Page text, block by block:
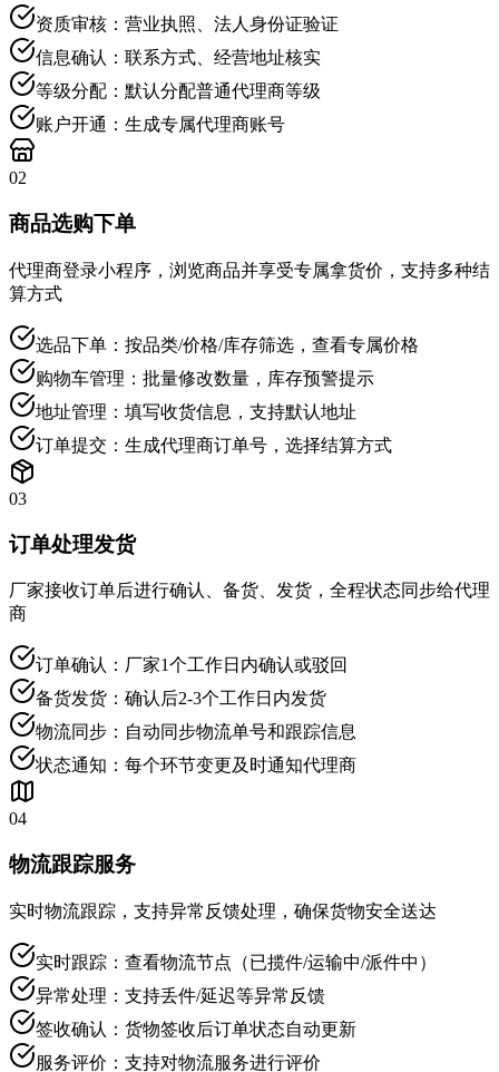
资质审核：营业执照、法人身份证验证
信息确认：联系方式、经营地址核实
等级分配：默认分配普通代理商等级
账户开通：生成专属代理商账号
02
商品选购下单
代理商登录小程序，浏览商品并享受专属拿货价，支持多种结
算方式
选品下单：按品类/价格/库存筛选，查看专属价格
购物车管理：批量修改数量，库存预警提示
地址管理：填写收货信息，支持默认地址
订单提交：生成代理商订单号，选择结算方式
03
订单处理发货
厂家接收订单后进行确认、备货、发货，全程状态同步给代理
商
订单确认：厂家1个工作日内确认或驳回
备货发货：确认后2-3个工作日内发货
物流同步：自动同步物流单号和跟踪信息
状态通知：每个环节变更及时通知代理商
04
物流跟踪服务
实时物流跟踪，支持异常反馈处理，确保货物安全送达
实时跟踪：查看物流节点（已揽件/运输中/派件中）
异常处理：支持丢件/延迟等异常反馈
签收确认：货物签收后订单状态自动更新
服务评价：支持对物流服务进行评价